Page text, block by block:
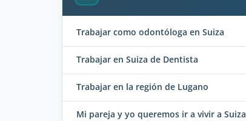
Trabajar como odontóloga en Suiza
Trabajar en Suiza de Dentista
Trabajar en la región de Lugano
Mi pareja y yo queremos ir a vivir a Suiza